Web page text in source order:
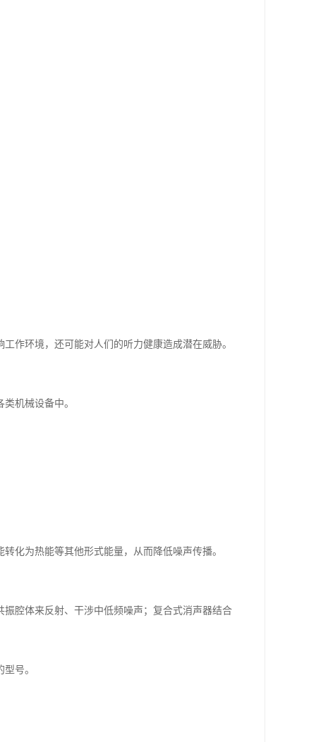
作环境，还可能对人们的听力健康造成潜在威胁。
机械设备中。
化为热能等其他形式能量，从而降低噪声传播。
腔体来反射、干涉中低频噪声；复合式消声器结合
号。